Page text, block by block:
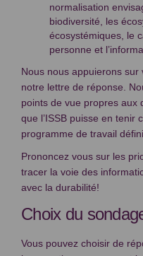
normalisation
biodiversité, les
écosystémiques, le
personne et
Nous nous appuierons
notre lettre de réponse.
points de vue propres aux
que l’ISSB puisse en tenir
programme de travail
Prononcez vous sur les
tracer la voie des
avec la durabilité!
Choix du
Vous pouvez choisir de